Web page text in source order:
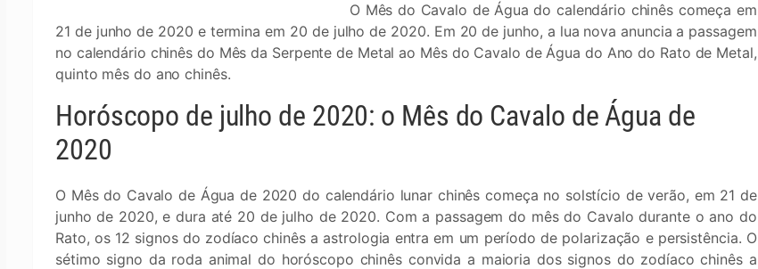
O Mês do Cavalo de Água do calendário chinês começa em
21 de junho de 2020 e termina em 20 de julho de 2020. Em 20 de junho, a lua nova anuncia a passagem
no calendário chinês do Mês da Serpente de Metal ao Mês do Cavalo de Água do Ano do Rato de Metal,
quinto mês do ano chinês.
Horóscopo de julho de 2020: o Mês do Cavalo de Água de
2020
O Mês do Cavalo de Água de 2020 do calendário lunar chinês começa no solstício de verão, em 21 de
junho de 2020, e dura até 20 de julho de 2020. Com a passagem do mês do Cavalo durante o ano do
Rato, os 12 signos do zodíaco chinês a astrologia entra em um período de polarização e persistência. O
sétimo signo da roda animal do horóscopo chinês convida a maioria dos signos do zodíaco chinês a